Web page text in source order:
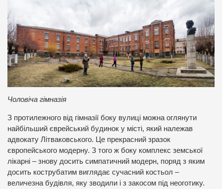
Чоловіча гімназія
З протилежного від гімназії боку вулиці можна оглянути
найбільший єврейський будинок у місті, який належав
адвокату Літваковського. Це прекрасний зразок
європейського модерну. З того ж боку комплекс земської
лікарні – знову досить симпатичний модерн, поряд з яким
досить кострубатим виглядає сучасний костьол –
величезна будівля, яку зводили і з закосом під неоготику.